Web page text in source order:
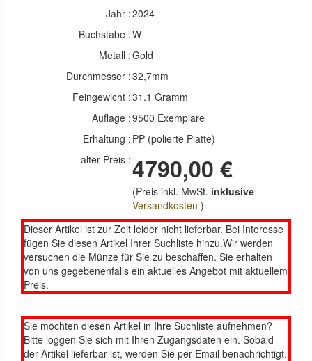
Jahr :2024
Buchstabe :W
Metall :Gold
Durchmesser :32,7mm
Feingewicht :31.1 Gramm
Auflage :9500 Exemplare
Erhaltung : PP (polierte Platte)
alter Preis :4790,00 €
(Preis inkl. MwSt. inklusive
Versandkosten )
Dieser Artikel ist zur Zeit leider nicht lieferbar. Bei Interesse
fügen Sie diesen Artikel Ihrer Suchliste hinzu.Wir werden
versuchen die Münze für Sie zu beschaffen. Sie erhalten
von uns gegebenenfalls ein aktuelles Angebot mit aktuellem
Preis.
Sie möchten diesen Artikel in Ihre Suchliste aufnehmen?
Bitte loggen Sie sich mit Ihren Zugangsdaten ein. Sobald
der Artikel lieferbar ist, werden Sie per Email benachrichtigt.